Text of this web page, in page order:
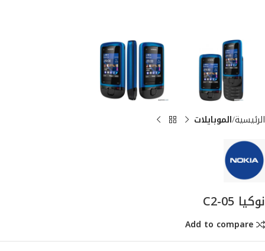
الرئيسية الموبايلات
نوكيا C2-05
Add to compare